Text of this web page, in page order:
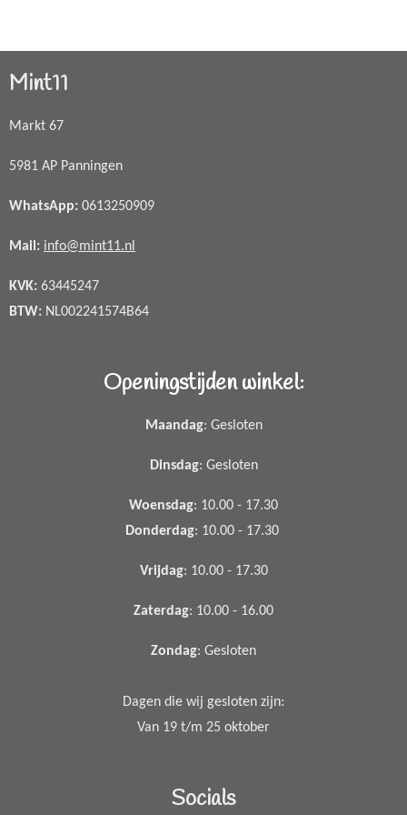
Mint11
Markt 67
5981 AP Panningen
WhatsApp: 0613250909
Mail: info@mint11.nl
KVK: 63445247
BTW: NL002241574B64
Openingstijden winkel:
Maandag: Gesloten
Dinsdag: Gesloten
Woensdag: 10.00 - 17.30
Donderdag: 10.00 - 17.30
Vrijdag: 10.00 - 17.30
Zaterdag: 10.00 - 16.00
Zondag: Gesloten
Dagen die wij gesloten zijn:
Van 19 t/m 25 oktober
Socials